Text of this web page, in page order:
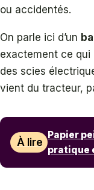
ou accidentés.
On parle ici d’un
exactement ce
des scies
vient du tracteur,
À lire
Papier
pratique